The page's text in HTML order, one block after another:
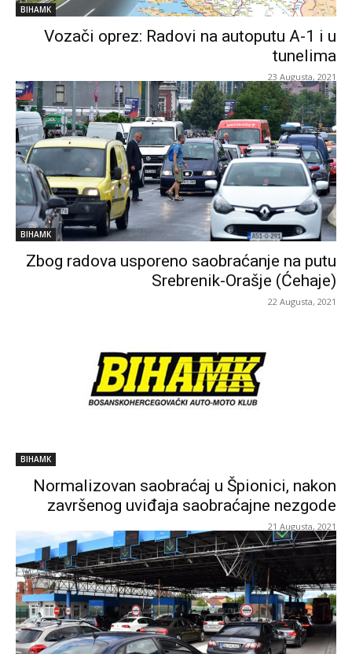
BIHAMK
Vozači oprez: Radovi na autoputu A-1 i u
tunelima
23 Augusta, 2021
BIHAMK
Zbog radova usporeno saobraćanje na putu
Srebrenik-Orašje (Ćehaje)
22 Augusta, 2021
BIHAMK
Normalizovan saobraćaj u Špionici, nakon
završenog uviđaja saobraćajne nezgode
21 Augusta, 2021